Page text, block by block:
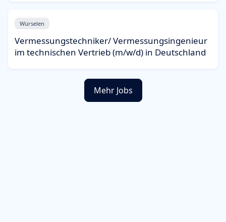
Würselen
Vermessungstechniker/ Vermessungsingenieur
im technischen Vertrieb (m/w/d) in Deutschland
Mehr Jobs